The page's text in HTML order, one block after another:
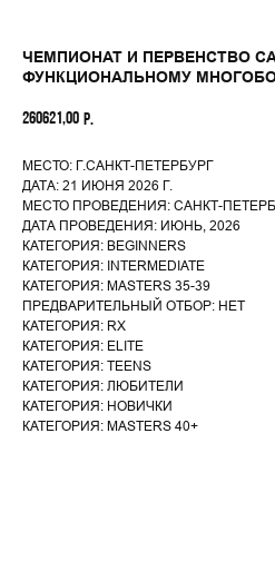
ЧЕМПИОНАТ И ПЕРВЕНСТВО
ФУНКЦИОНАЛЬНОМУ
260621,00 р.
МЕСТО: Г.САНКТ-ПЕТЕРБУРГ
ДАТА: 21 ИЮНЯ 2026 Г.
МЕСТО ПРОВЕДЕНИЯ: САНКТ-
ДАТА ПРОВЕДЕНИЯ: ИЮНЬ, 2026
КАТЕГОРИЯ: BEGINNERS
КАТЕГОРИЯ: INTERMEDIATE
КАТЕГОРИЯ: MASTERS 35-39
ПРЕДВАРИТЕЛЬНЫЙ ОТБОР: НЕТ
КАТЕГОРИЯ: RX
КАТЕГОРИЯ: ELITE
КАТЕГОРИЯ: TEENS
КАТЕГОРИЯ: ЛЮБИТЕЛИ
КАТЕГОРИЯ: НОВИЧКИ
КАТЕГОРИЯ: MASTERS 40+